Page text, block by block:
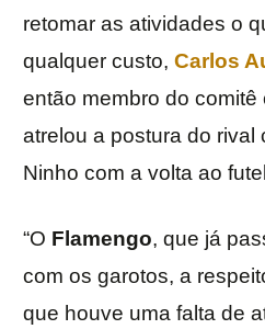
retomar as atividades o
qualquer custo, Carlos
então membro do
atrelou a postura do rival
Ninho com a volta ao
“O Flamengo, que já
com os garotos, a
que houve uma falta de